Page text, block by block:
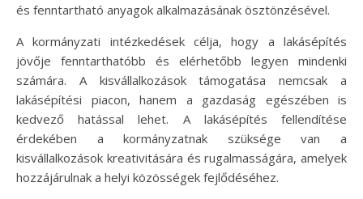
és fenntartható anyagok alkalmazásának ösztönzésével.
A kormányzati intézkedések célja, hogy a lakásépítés
jövője fenntarthatóbb és elérhetőbb legyen mindenki
számára. A kisvállalkozások támogatása nemcsak a
lakásépítési piacon, hanem a gazdaság egészében is
kedvező hatással lehet. A lakásépítés fellendítése
érdekében a kormányzatnak szüksége van a
kisvállalkozások kreativitására és rugalmasságára, amelyek
hozzájárulnak a helyi közösségek fejlődéséhez.